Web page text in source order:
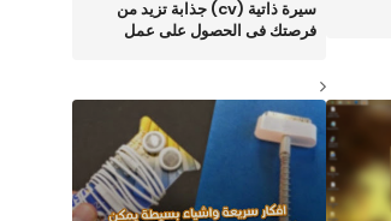
سيرة ذاتية (cv) جذابة تزيد من
فرصتك فى الحصول على عمل